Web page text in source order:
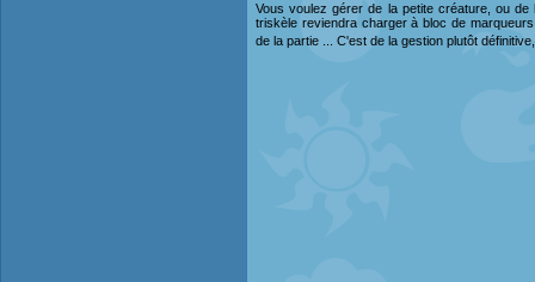
Vous voulez gérer de la petite créature, ou
triskèle reviendra charger à bloc de
de la partie ... C'est de la gestion plutôt